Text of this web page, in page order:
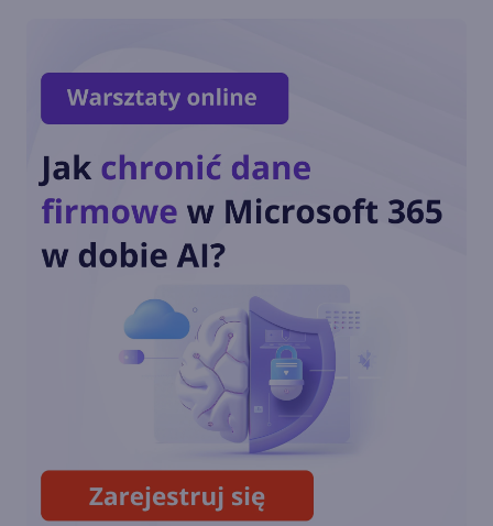
Microsoft 365 w Outlook?
Microsoft 365 w PowerPoint?
Jak działa Copilot w Teams?